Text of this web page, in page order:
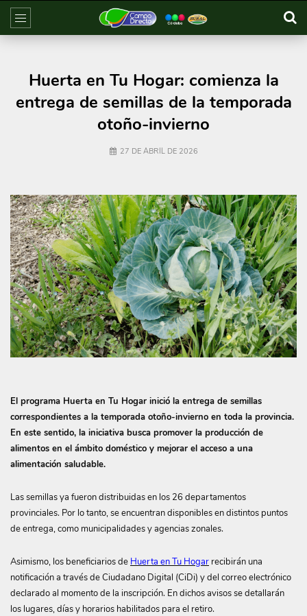
Huerta en Tu Hogar: comienza la
entrega de semillas de la temporada
otoño-invierno
27 DE ABRIL DE 2026
El programa Huerta en Tu Hogar inició la entrega de semillas
correspondientes a la temporada otoño-invierno en toda la provincia.
En este sentido, la iniciativa busca promover la producción de
alimentos en el ámbito doméstico y mejorar el acceso a una
alimentación saludable.
Las semillas ya fueron distribuidas en los 26 departamentos
provinciales. Por lo tanto, se encuentran disponibles en distintos puntos
de entrega, como municipalidades y agencias zonales.
Asimismo, los beneficiarios de Huerta en Tu Hogar recibirán una
notificación a través de Ciudadano Digital (CiDi) y del correo electrónico
declarado al momento de la inscripción. En dichos avisos se detallarán
los lugares, días y horarios habilitados para el retiro.